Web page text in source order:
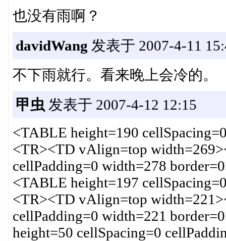
也没有雨啊？
davidWang 发表于 2007-4-11
不下雨就行。看来晚上会冷的。
甲虫 发表于 2007-4-12 12:15
<TABLE height=190
<TR><TD vAlign=top
cellPadding=0 width=278
<TABLE height=197
<TR><TD vAlign=top
cellPadding=0 width=221
height=50 cellSpacing=0